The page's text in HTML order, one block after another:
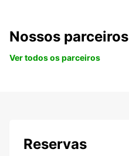
Nossos parceiros
Ver todos os parceiros
Reservas